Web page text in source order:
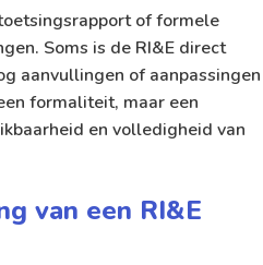
of formele
Soms is de RI&E direct
aanvullingen of aanpassingen
formaliteit, maar een
en volledigheid van
van een RI&E